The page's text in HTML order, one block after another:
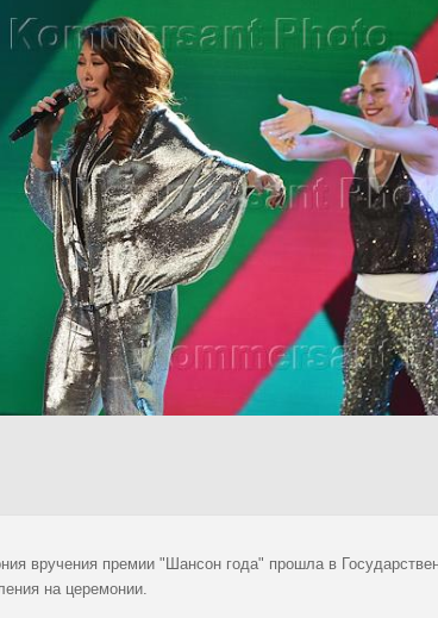
вручения премии "Шансон года" прошла в
на церемонии.